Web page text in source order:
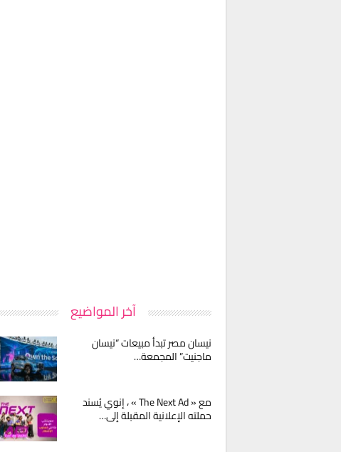
آخر المواضيع
نيسان مصر تبدأ مبيعات “نيسان
ماجنيت” المجمعة…
مع « The Next Ad » ، إنوي يُسند
حملته الإعلانية المقبلة إلى…